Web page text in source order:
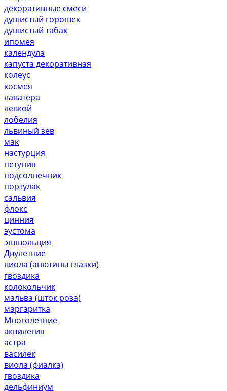
декоративные смеси
душистый горошек
душистый табак
ипомея
календула
капуста декоративная
колеус
космея
лаватера
левкой
лобелия
львиный зев
мак
настурция
петуния
подсолнечник
портулак
сальвия
флокс
цинния
эустома
эшшольция
Двулетние
виола (анютины глазки)
гвоздика
колокольчик
мальва (шток роза)
маргаритка
Многолетние
аквилегия
астра
василек
виола (фиалка)
гвоздика
дельфиниум